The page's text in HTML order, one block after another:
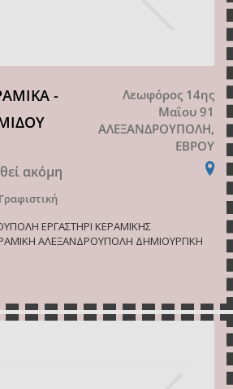
-
ακόμη
Γραφιστική
Λεωφόρος 14ης
Μαΐου 91
ΑΛΕΞΑΝΔΡΟΥΠΟΛΗ,
ΕΒΡΟΥ
ΕΡΓΑΣΤΗΡΙ ΚΕΡΑΜΙΚΗΣ
ΑΛΕΞΑΝΔΡΟΥΠΟΛΗ ΔΗΜΙΟΥΡΓΙΚΗ